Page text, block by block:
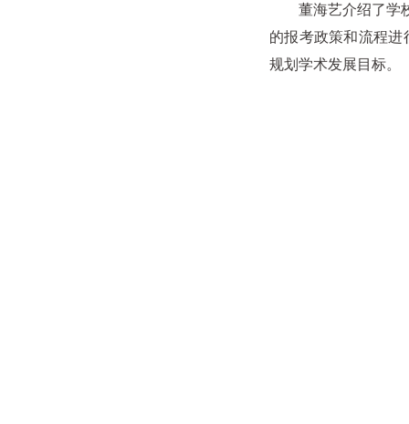
董海艺介绍了学校
的报考政策和流程
规划学术发展目标。